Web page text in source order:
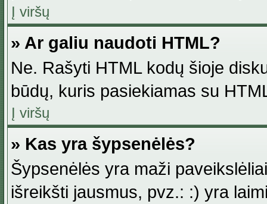
Į viršų
» Ar galiu naudoti HTML?
Ne. Rašyti HTML kodų šioje
būdų, kuris pasiekiamas su
Į viršų
» Kas yra šypsenėlės?
Šypsenėlės yra maži
išreikšti jausmus, pvz.: :) yra